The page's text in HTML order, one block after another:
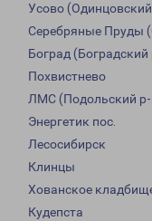
Усово
Серебряные Пруды
Боград (Боградский
Похвистнево
ЛМС (Подольский
Энергетик пос.
Лесосибирск
Клинцы
Хованское
Кудепста